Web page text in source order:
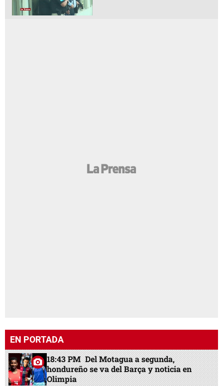
EN PORTADA
18:43 PM Del Motagua a segunda,
hondureño se va del Barça y noticia en
Olimpia